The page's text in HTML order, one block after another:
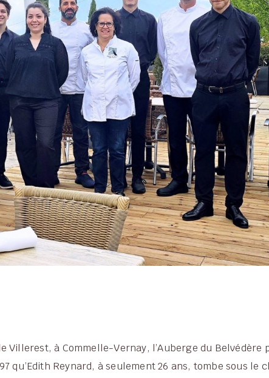
à Commelle-Vernay, l’Auberge du Belvédère
qu’Edith Reynard, à seulement 26 ans, tombe sous le